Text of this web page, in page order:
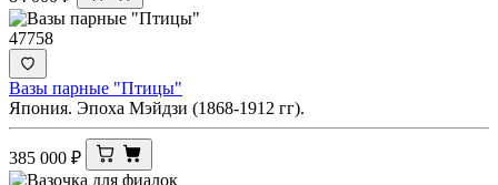
47758
Вазы парные "Птицы"
Япония. Эпоха Мэйдзи (1868-1912 гг).
385 000 ₽